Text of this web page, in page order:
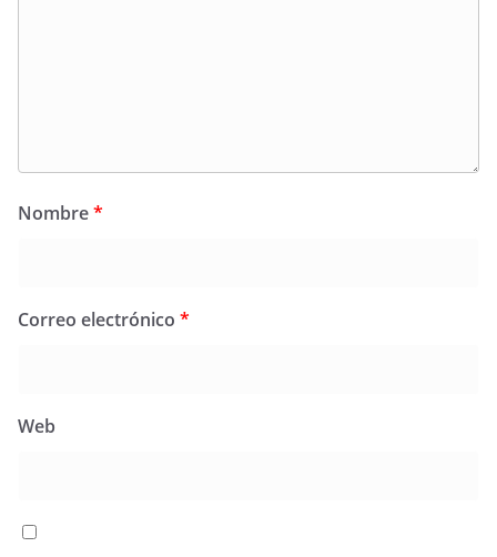
Nombre*
Correo electrónico *
Web